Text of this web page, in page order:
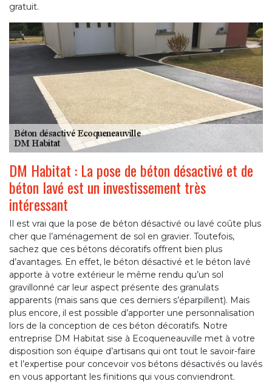
gratuit.
DM Habitat : La pose de béton désactivé et de
béton lavé est un investissement très
intéressant
Il est vrai que la pose de béton désactivé ou lavé coûte plus
cher que l’aménagement de sol en gravier. Toutefois,
sachez que ces bétons décoratifs offrent bien plus
d’avantages. En effet, le béton désactivé et le béton lavé
apporte à votre extérieur le même rendu qu’un sol
gravillonné car leur aspect présente des granulats
apparents (mais sans que ces derniers s’éparpillent). Mais
plus encore, il est possible d’apporter une personnalisation
lors de la conception de ces béton décoratifs. Notre
entreprise DM Habitat sise à Ecoqueneauville met à votre
disposition son équipe d’artisans qui ont tout le savoir-faire
et l’expertise pour concevoir vos bétons désactivés ou lavés
en vous apportant les finitions qui vous conviendront.